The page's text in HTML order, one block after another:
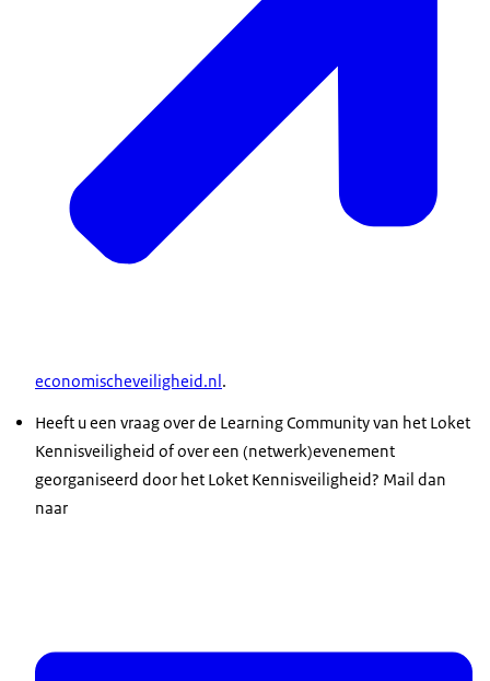
economischeveiligheid.nl .
Heeft u een vraag over de Learning Community van het Loket
Kennisveiligheid of over een (netwerk)evenement
georganiseerd door het Loket Kennisveiligheid? Mail dan
naar